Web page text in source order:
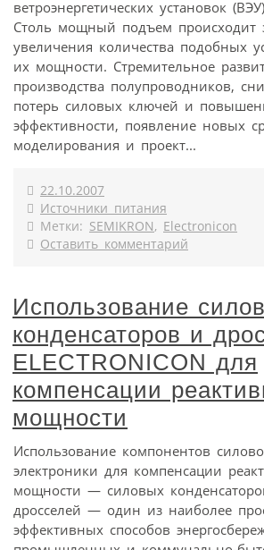
ветроэнергетических установок
Столь мощный подъем происходит
увеличения количества подобных
их мощности. Стремительное
производства полупроводников,
потерь силовых ключей и
эффективности, появление новых
моделирования и проект...
22.10.2007
Источники питания
Метки: SEMIKRON, Electronicon
Оставить комментарий
Использование
конденсаторов и
ELECTRONICON для
компенсации
мощности
Использование компонентов
электроники для компенсации
мощности — силовых
дросселей — один из наиболее
эффективных способов